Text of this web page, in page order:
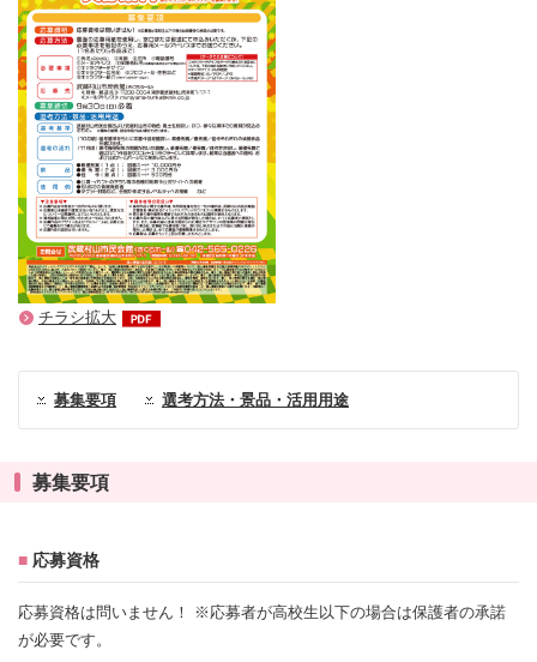
チラシ拡大
募集要項 選考方法・景品・活用用途
募集要項
■ 応募資格
応募資格は問いません！ ※応募者が高校生以下の場合は保護者の承諾
が必要です。